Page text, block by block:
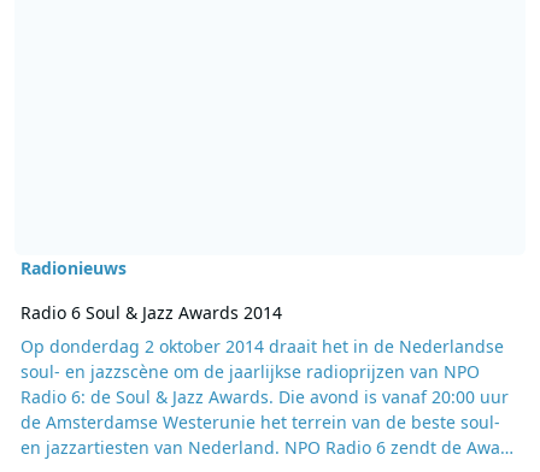
Radionieuws
Radio 6 Soul & Jazz Awards 2014‏
Op donderdag 2 oktober 2014 draait het in de Nederlandse
soul- en jazzscène om de jaarlijkse radioprijzen van NPO
Radio 6: de Soul & Jazz Awards. Die avond is vanaf 20:00 uur
de Amsterdamse Westerunie het terrein van de beste soul-
en jazzartiesten van Nederland. NPO Radio 6 zendt de Award